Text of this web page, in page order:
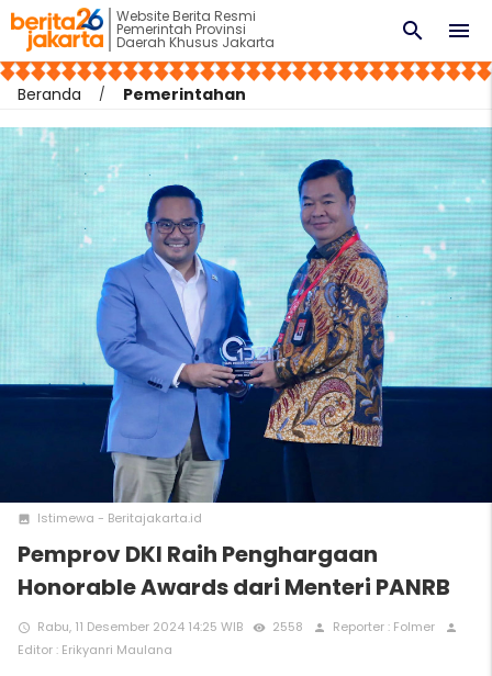
Website Berita Resmi
Pemerintah Provinsi
Daerah Khusus Jakarta menu
search
Beranda Pemerintahan
photo Istimewa - Beritajakarta.id
Pemprov DKI Raih Penghargaan
Honorable Awards dari Menteri PANRB
access_time Rabu, 11 Desember 2024 14:25 WIB remove_red_eye 2558 person Reporter : Folmer person
Editor : Erikyanri Maulana